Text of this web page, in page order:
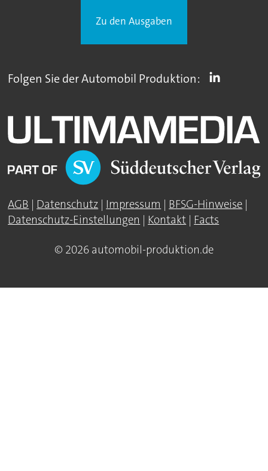
Zu den Ausgaben
Folgen Sie der Automobil Produktion:
AGB | Datenschutz | Impressum | BFSG-Hinweise |
Datenschutz-Einstellungen | Kontakt | Facts
© 2026 automobil-produktion.de